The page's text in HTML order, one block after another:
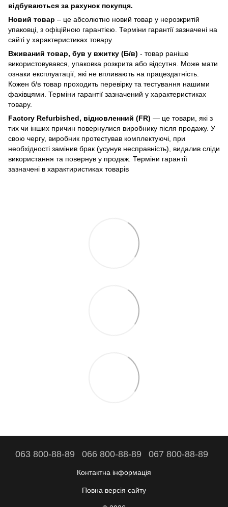
відбуваються за рахунок покупця.
Новий товар – це абсолютно новий товар у нерозкритій
упаковці, з офіційною гарантією. Терміни гарантії зазначені на
сайті у характеристиках товару.
Вживаний товар, був у вжитку (Б/в) - товар раніше
використовувався, упаковка розкрита або відсутня. Може мати
ознаки експлуатації, які не впливають на працездатність.
Кожен б/в товар проходить перевірку та тестування нашими
фахівцями. Терміни гарантії зазначений у характеристиках
товару.
Factory Refurbished, відновленний (FR) — це товари, які з
тих чи інших причин повернулися виробнику після продажу. У
свою чергу, виробник протестував комплектуючі, при
необхідності замінив брак (усунув несправність), видалив сліди
використання та повернув у продаж. Терміни гарантії
зазначені в характиристиках товарів
063 800-88-89 066 800-88-89 067 800-88-89
Контактна інформація
Повна версія сайту